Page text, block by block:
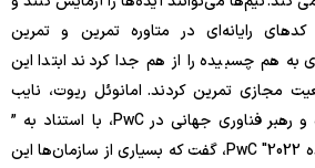
رایانه‌ای در متاوره تمرین و تمرین
به هم چسبیده را از هم جدا کردند ابتدا این
مجازی تمرین کردند. امانوئل ریوت، نایب
رئیس TMT ایالات متحده و رهبر فناوری جهانی در PwC، با استناد به ”
بررسی متاورس ایالات متحده 2022″ PwC، گفت که بسیاری از سازمان‌ها این